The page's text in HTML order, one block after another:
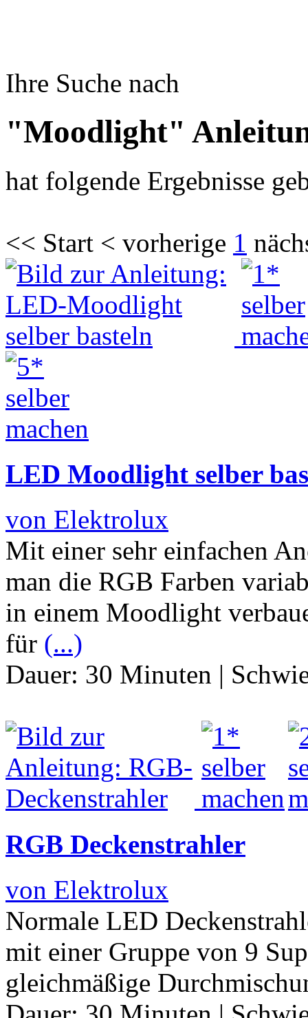
Ihre Suche nach
"Moodlight"
hat folgende Ergebnisse
<< Start < vorherige 1
LED Moodlight selber
von Elektrolux
Mit einer sehr einfachen
man die RGB Farben
in einem Moodlight
für (...)
Dauer: 30 Minuten |
RGB Deckenstrahler
von Elektrolux
Normale LED
mit einer Gruppe von 9
gleichmäßige